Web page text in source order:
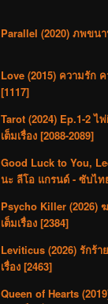
Parallel (2020) ภพขน
Love (2015) ความรัก
[1117]
Tarot (2024) Ep.1-2 ไ
เต็มเรื่อง [2088-2089]
Good Luck to You,
นะ ลีโอ แกรนด์ - ซับไท
Psycho Killer (2026)
เต็มเรื่อง [2384]
Leviticus (2026) รักร้า
เรื่อง [2463]
Queen of Hearts